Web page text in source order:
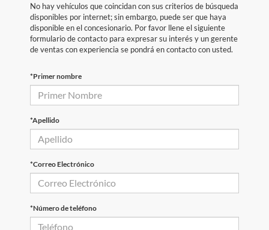
No hay vehículos que coincidan con sus criterios de búsqueda
disponibles por internet; sin embargo, puede ser que haya
disponible en el concesionario. Por favor llene el siguiente
formulario de contacto para expresar su interés y un gerente
de ventas con experiencia se pondrá en contacto con usted.
*Primer nombre
*Apellido
*Correo Electrónico
*Número de teléfono